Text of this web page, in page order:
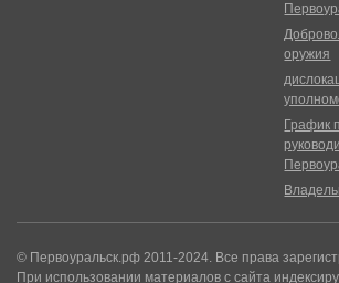
оружия
График
© Первоуральск.рф 2011-2024. Все права
При использовании материалов с сайта